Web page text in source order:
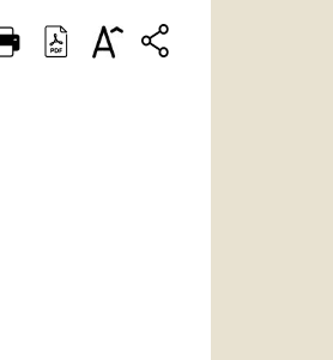
FRANÇAIS